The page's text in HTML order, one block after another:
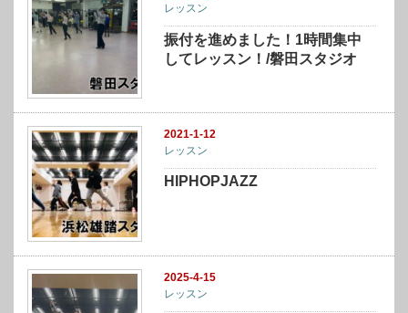
レッスン
振付を進めました！1時間集中
してレッスン！/磐田スタジオ
2021-1-12
レッスン
HIPHOPJAZZ
2025-4-15
レッスン